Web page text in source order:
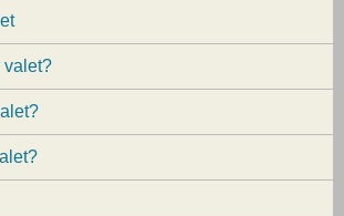
valet?